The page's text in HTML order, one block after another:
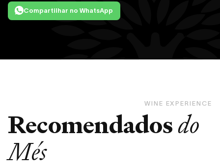
Compartilhar no WhatsApp
WINE EXPERIENCE
Recomendadosdo
Més